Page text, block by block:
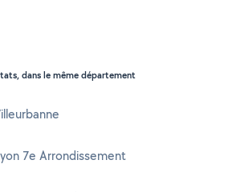
dans le même département
7e Arrondissement